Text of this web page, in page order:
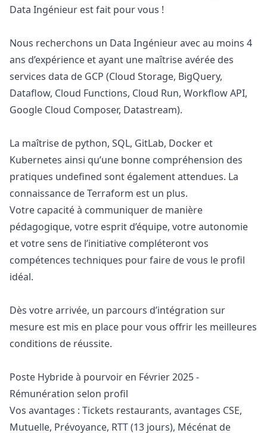
Data Ingénieur est fait pour vous !
Nous recherchons un Data Ingénieur avec au moins 4
ans d’expérience et ayant une maîtrise avérée des
services data de GCP (Cloud Storage, BigQuery,
Dataflow, Cloud Functions, Cloud Run, Workflow API,
Google Cloud Composer, Datastream).
La maîtrise de python, SQL, GitLab, Docker et
Kubernetes ainsi qu’une bonne compréhension des
pratiques undefined sont également attendues. La
connaissance de Terraform est un plus.
Votre capacité à communiquer de manière
pédagogique, votre esprit d’équipe, votre autonomie
et votre sens de l’initiative compléteront vos
compétences techniques pour faire de vous le profil
idéal.
Dès votre arrivée, un parcours d’intégration sur
mesure est mis en place pour vous offrir les meilleures
conditions de réussite.
Poste Hybride à pourvoir en Février 2025 -
Rémunération selon profil
Vos avantages : Tickets restaurants, avantages CSE,
Mutuelle, Prévoyance, RTT (13 jours), Mécénat de